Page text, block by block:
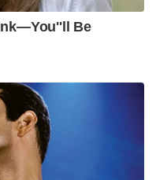
നേടുമെന്നും സര്‍വ്വേ
വോട്ടുകളാണ്
വരെ നേടാനുള്ള